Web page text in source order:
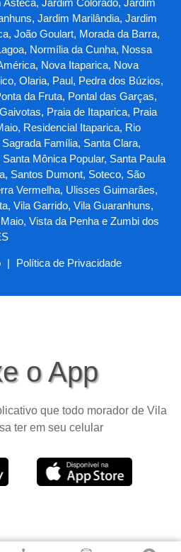
Jardim Colorado, Jardim
Jardim Marilândia, Jardim
João Goulart, Morada da Barra,
Normília da Cunha, Nossa
Nova Itaparica, Nova
Olaria, Paul, Pedra dos Búzios,
da Fruta, Pontal das Garças,
Praia de Itaparica, Praia
Residencial Itaparica, Rio
Família, Santa Clara,
Mônica Popular, Santa Paula
Santos Dumont, Soteco, São
Vermelha, Ulisses Guimarães,
Vila Garrido, Vila Guaranhuns,
Vista da Penha e Zumbi dos
| Política de Privacidade
o App
que todo morador de Vila
ter em seu celular